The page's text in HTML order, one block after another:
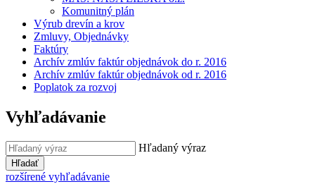
Komunitný plán
Výrub drevín a krov
Zmluvy, Objednávky
Faktúry
Archív zmlúv faktúr objednávok do r. 2016
Archív zmlúv faktúr objednávok od r. 2016
Poplatok za rozvoj
Vyhľadávanie
Hľadaný výraz
Hľadať
rozšírené vyhľadávanie